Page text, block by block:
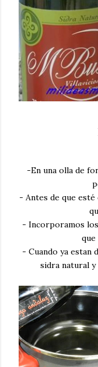
-En una olla de
- Antes de que esté
- Incorporamos
- Cuando ya estan
sidra natural y